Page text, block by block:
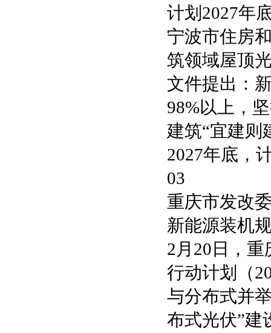
计划2027年
宁波市住房
筑领域屋顶
文件提出：
98%以上，
建筑“宜建则
2027年底，
03
重庆市发改
新能源装机
2月20日，
行动计划（
与分布式并
布式光伏”建